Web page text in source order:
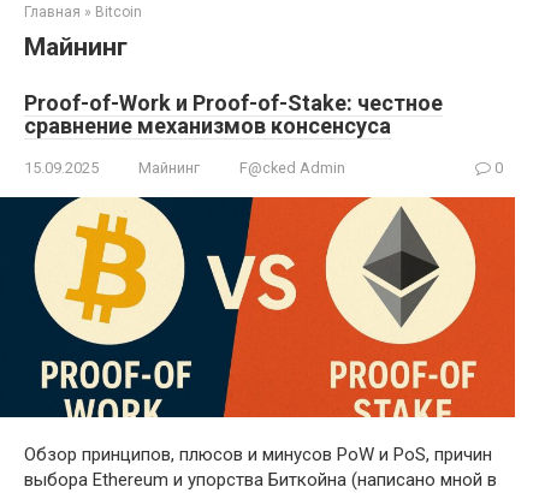
Главная » Bitcoin
Майнинг
Proof-of-Work и Proof-of-Stake: честное
сравнение механизмов консенсуса
15.09.2025 Майнинг F@cked Admin 0
Обзор принципов, плюсов и минусов PoW и PoS, причин
выбора Ethereum и упорства Биткойна (написано мной в